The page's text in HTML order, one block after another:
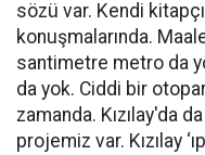
sözü var. Kendi
konuşmalarında.
santimetre metro da
da yok. Ciddi bir
zamanda. Kızılay'da
projemiz var. Kızılay